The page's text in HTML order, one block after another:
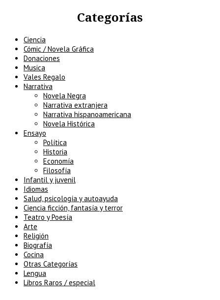
Categorías
Ciencia
Cómic / Novela Gráfica
Donaciones
Musica
Vales Regalo
Narrativa
Novela Negra
Narrativa extranjera
Narrativa hispanoamericana
Novela Histórica
Ensayo
Política
Historia
Economía
Filosofía
Infantil y juvenil
Idiomas
Salud, psicología y autoayuda
Ciencia ficción, fantasía y terror
Teatro y Poesía
Arte
Religión
Biografía
Cocina
Otras Categorías
Lengua
Libros Raros / especial